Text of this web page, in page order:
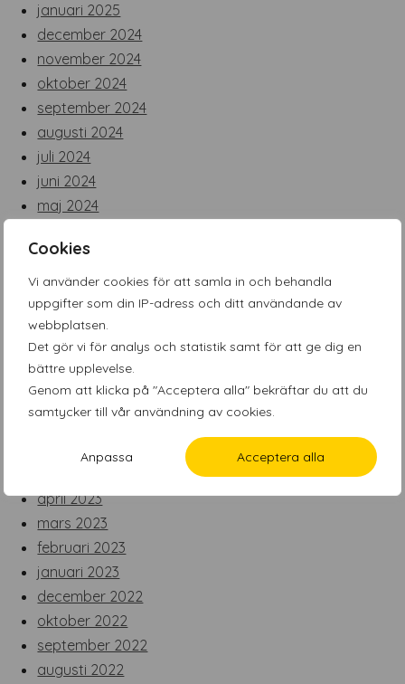
Cookies
Vi använder cookies för att samla in och behandla
uppgifter som din IP-adress och ditt användande av
webbplatsen.
Det gör vi för analys och statistik samt för att ge dig en
bättre upplevelse.
Genom att klicka på "Acceptera alla" bekräftar du att du
samtycker till vår användning av cookies.
Anpassa Acceptera alla
januari 2025
december 2024
november 2024
oktober 2024
september 2024
augusti 2024
juli 2024
juni 2024
maj 2024
mars 2024
februari 2024
januari 2024
december 2023
november 2023
oktober 2023
juni 2023
april 2023
mars 2023
februari 2023
januari 2023
december 2022
oktober 2022
september 2022
augusti 2022